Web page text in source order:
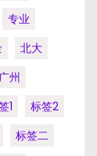
专业
北大
州
1
标签2
标签二